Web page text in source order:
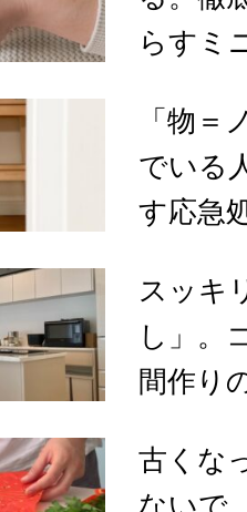
らすミ
「物
でいる
す応急
スッキ
し」。
間作り
古くな
ないで